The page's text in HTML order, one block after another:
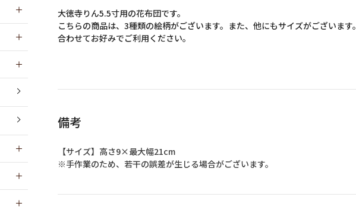
大徳寺りん5.5寸用の花布団です。
こちらの商品は、3種類の絵柄がございます。また、他にもサイズがございます。
合わせてお好みでご利用ください。
備考
【サイズ】高さ9×最大幅21cm
※手作業のため、若干の誤差が生じる場合がございます。